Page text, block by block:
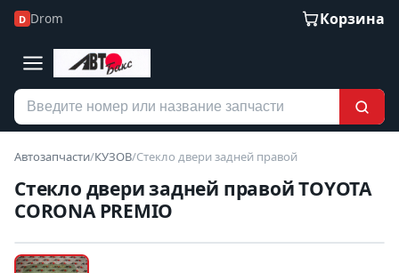
D Drom Корзина
Автозапчасти/КУЗОВ/Стекло двери задней правой
Стекло двери задней правой TOYOTA
CORONA PREMIO
Б/У В НАЛИЧИИ